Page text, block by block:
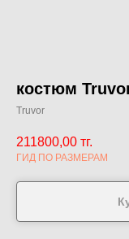
костюм
Truvor
211800,00 тг.
ГИД ПО РАЗМЕРАМ